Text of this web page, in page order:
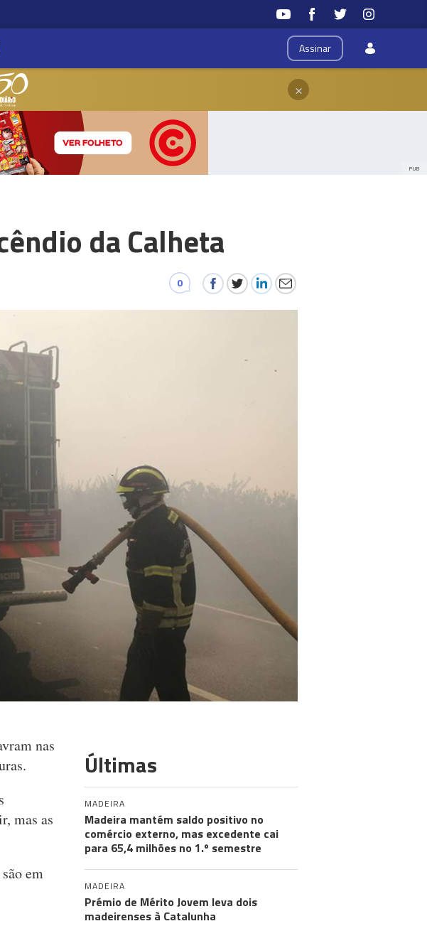
Assinar
×
PUB
da Calheta
0
nas
mas as
em
Últimas
MADEIRA
Madeira mantém saldo positivo no
comércio externo, mas excedente cai
para 65,4 milhões no 1.º semestre
MADEIRA
Prémio de Mérito Jovem leva dois
madeirenses à Catalunha